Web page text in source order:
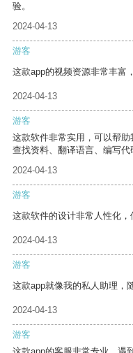
验。
2024-04-13
游客
这款app的视频资源非常丰富
2024-04-13
游客
这款软件非常实用，可以帮
查找资料、翻译语言、编写代
2024-04-13
游客
这款软件的设计非常人性化，
2024-04-13
游客
这款app就像我的私人助理，
2024-04-13
游客